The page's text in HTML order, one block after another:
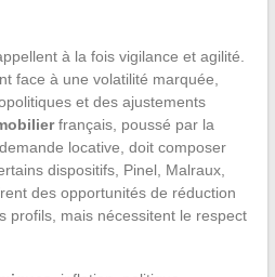
à la fois vigilance et agilité.
face à une volatilité marquée,
et des ajustements
français, poussé par la
locative, doit composer
dispositifs, Pinel, Malraux,
des opportunités de réduction
profils, mais nécessitent le respect